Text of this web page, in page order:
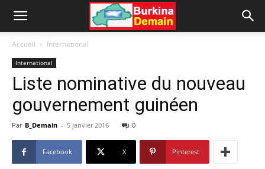
Accueil International
International
Liste nominative du nouveau
gouvernement guinéen
Par B_Demain - 5 janvier 2016 0
Facebook X Pinterest